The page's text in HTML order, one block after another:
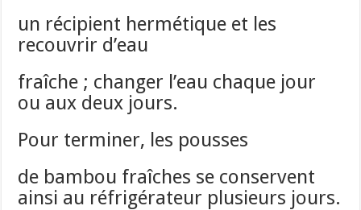
un récipient hermétique et les
recouvrir d’eau
fraîche ; changer l’eau chaque jour
ou aux deux jours.
Pour terminer, les pousses
de bambou fraîches se conservent
ainsi au réfrigérateur plusieurs jours.